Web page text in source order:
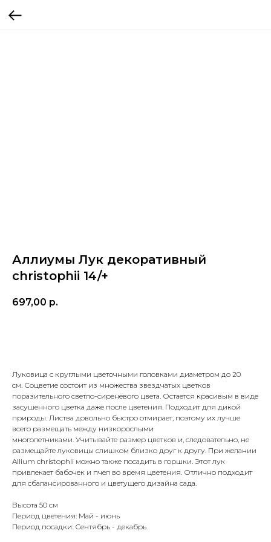
Аллиумы Лук декоративный
christophii 14/+
697,00 р.
Луковица с круглыми цветочными головками диаметром до 20
см. Соцветие состоит из множества звездчатых цветков
поразительного светло-сиреневого цвета. Остается красивым в виде
засушенного цветка даже после цветения. Подходит для дикой
природы. Листва довольно быстро отмирает, поэтому их лучше
всего размещать между низкорослыми
многолетниками. Учитывайте размер цветков и, следовательно, не
размещайте луковицы слишком близко друг к другу. При желании
Allium christophii можно также посадить в горшки. Этот лук
привлекает бабочек и пчел во время цветения. Отлично подходит
для сбалансированного и цветущего дизайна сада.
Высота 50 см
Период цветения: Май - июнь
Период посадки: Сентябрь - декабрь